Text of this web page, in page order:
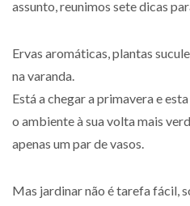
assunto, reunimos sete dicas
Ervas aromáticas, plantas
na varanda.
Está a chegar a primavera e
o ambiente à sua volta mais
apenas um par de vasos.
Mas jardinar não é tarefa fácil,